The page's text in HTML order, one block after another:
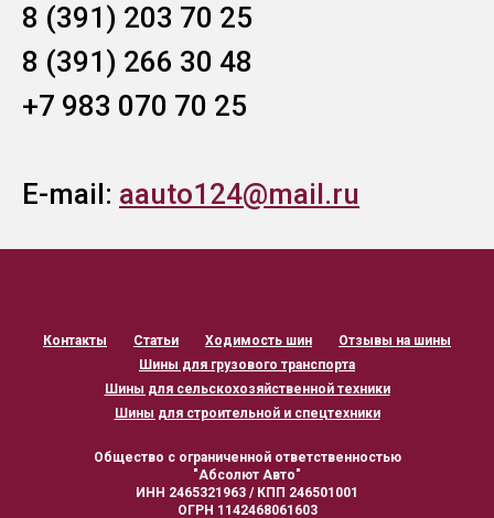
8 (391) 203 70 25
8 (391) 266 30 48
+7 983 070 70 25
E-mail: aauto124@mail.ru
Контакты Статьи Ходимость шин
Отзывы на шины
Шины для грузового транспорта
Шины для сельскохозяйственной техники
Шины для строительной и спецтехники
Общество с ограниченной ответственностью
"Абсолют Авто"
ИНН 2465321963 / КПП 246501001
ОГРН 1142468061603